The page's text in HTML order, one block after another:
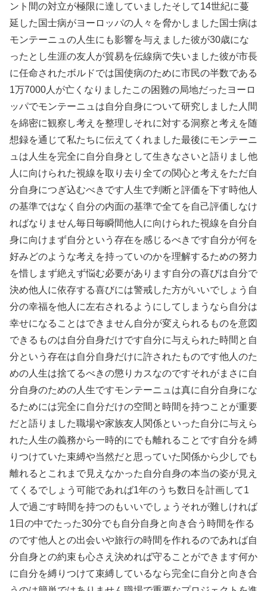
ント間の対立が極限に達していましたそして14世紀に蔓
延した国士病がヨーロッパの人々を脅かしました国士病は
モンテーニュの人生にも影響を与えました彼が30歳にな
ったとし生涯の友人が貿易を伝線病で失いました彼が市長
に任命されたボルドでは国使病のために市民の半数である
1万7000人が亡くなりましたこの困難の局地だったヨーロ
ッパでモンテーニュは自分自身について研究しました人間
を綿密に観察し考えを整理しそれに対する洞察と考えを随
想録を通じて私たちに伝えてくれました最後にモンテーニ
ュは人生を完全に自分自身として生きなさいと語りまし他
人に向けられた視線を取り去り全ての関心と考えをただ自
分自身につぎ込むべきです人生で判断と評価を下す時他人
の基準ではなく自分の内面の基準で全てを自己評価しなけ
ればなりません毎日毎瞬間他人に向けられた視線を自分自
身に向けまず自分という存在を感じるべきです自分が何を
好みどのような考えを持っていのかを理解するための努力
を惜しまず絶えず悩む必要があります自分の喜びは自分で
決め他人に依存する喜びには警戒した方がいいでしょう自
分の幸福を他人に左右されるようにしてしまうなら自分は
幸せになることはできません自分が変えられるものを意図
できるものは自分自身だけです自分に与えられた時間と自
分という存在は自分自身だけに許されたものです他人のた
めの人生は捨てるべきの懲りカスなのですそれがまさに自
分自身のための人生ですモンテーニュは真に自分自身にな
るためには完全に自分だけの空間と時間を持つことが重要
だと語りました職場や家族友人関係といった自分に与えら
れた人生の義務から一時的にでも離れることです自分を縛
りつけていた束縛や当然だと思っていた関係から少しでも
離れるとこれまで見えなかった自分自身の本当の姿が見え
てくるでしょう可能であれば1年のうち数日を計画して1
人で過ごす時間を持つのもいいでしょうそれが難しければ
1日の中でたった30分でも自分自身と向き合う時間を作る
のです他人との出会いや旅行の時間を作れるのであれば自
分自身との約束も心さえ決めれば守ることができます何か
に自分を縛りつけて束縛しているなら完全に自分と向き合